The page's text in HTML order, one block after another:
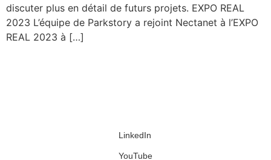
discuter plus en détail de futurs projets. EXPO REAL
2023 L’équipe de Parkstory a rejoint Nectanet à l’EXPO
REAL 2023 à […]
LinkedIn
YouTube